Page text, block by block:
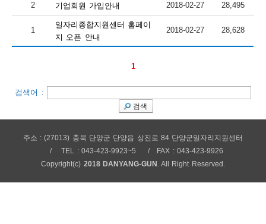
정
미
2 기업회원 가입안내 2018-02-27 28,495
1
일자리종합지원센터 홈페이
지 오픈 안내
2018-02-27 28,628
1
검색어 :
검색
안
내
센
주소 : (27013) 충북 단양군 단양읍 상진로 84 단양군일자리지원센터
TEL : 043-423-9923~5
FAX : 043-423-9926
Copyright(c) 2018 DANYANG-GUN . All Right Reserved.